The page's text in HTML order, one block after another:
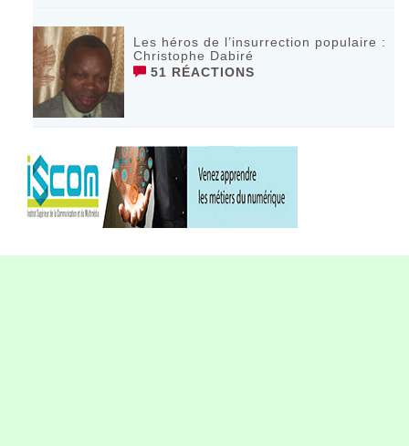
Les héros de l’insurrection populaire :
Christophe Dabiré
51 RÉACTIONS